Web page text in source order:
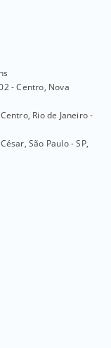
- Centro, Nova
Rio de Janeiro -
São Paulo - SP,